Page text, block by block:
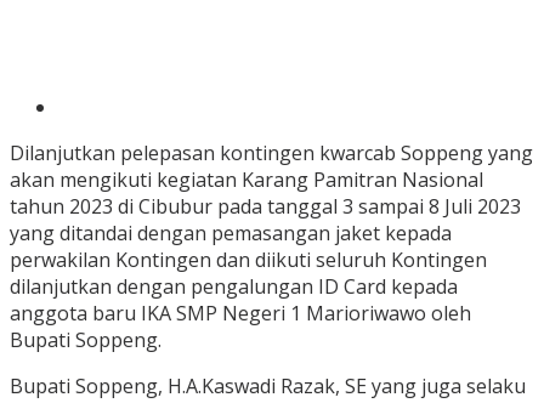
Dilanjutkan pelepasan kontingen kwarcab Soppeng yang
akan mengikuti kegiatan Karang Pamitran Nasional
tahun 2023 di Cibubur pada tanggal 3 sampai 8 Juli 2023
yang ditandai dengan pemasangan jaket kepada
perwakilan Kontingen dan diikuti seluruh Kontingen
dilanjutkan dengan pengalungan ID Card kepada
anggota baru IKA SMP Negeri 1 Marioriwawo oleh
Bupati Soppeng.
Bupati Soppeng, H.A.Kaswadi Razak, SE yang juga selaku